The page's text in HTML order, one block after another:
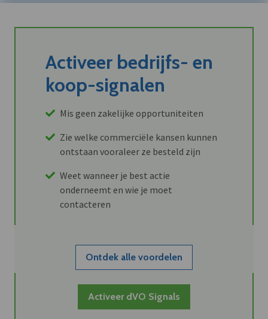
Activeer bedrijfs- en
koop-signalen
Mis geen zakelijke opportuniteiten
Zie welke commerciële kansen kunnen
ontstaan vooraleer ze besteld zijn
Weet wanneer je best actie
onderneemt en wie je moet
contacteren
Ontdek alle voordelen
Activeer dVO Signals